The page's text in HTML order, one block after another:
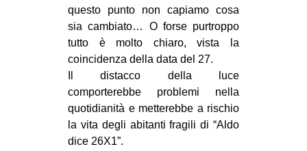
EVENTI
in
Fb
tw
questo punto non capiamo cosa
sia cambiato… O forse purtroppo
tutto è molto chiaro, vista la
coincidenza della data del 27.
Il distacco della luce
comporterebbe problemi nella
quotidianità e metterebbe a rischio
la vita degli abitanti fragili di “Aldo
dice 26X1”.